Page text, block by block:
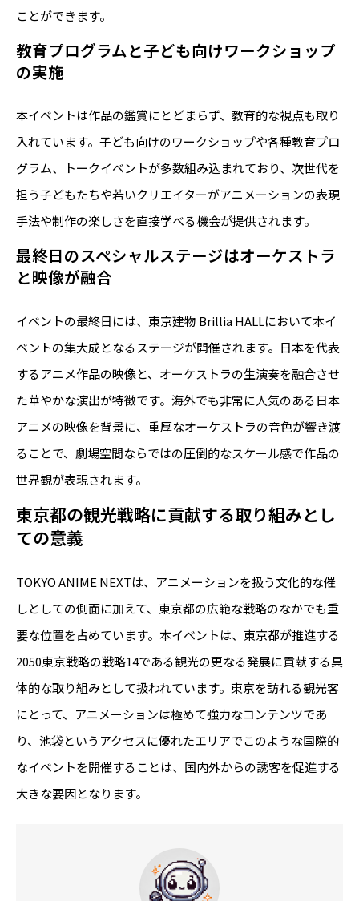
ことができます。
教育プログラムと子ども向けワークショップ
の実施
本イベントは作品の鑑賞にとどまらず、教育的な視点も取り
入れています。子ども向けのワークショップや各種教育プロ
グラム、トークイベントが多数組み込まれており、次世代を
担う子どもたちや若いクリエイターがアニメーションの表現
手法や制作の楽しさを直接学べる機会が提供されます。
最終日のスペシャルステージはオーケストラ
と映像が融合
イベントの最終日には、東京建物 Brillia HALLにおいて本イ
ベントの集大成となるステージが開催されます。日本を代表
するアニメ作品の映像と、オーケストラの生演奏を融合させ
た華やかな演出が特徴です。海外でも非常に人気のある日本
アニメの映像を背景に、重厚なオーケストラの音色が響き渡
ることで、劇場空間ならではの圧倒的なスケール感で作品の
世界観が表現されます。
東京都の観光戦略に貢献する取り組みとし
ての意義
TOKYO ANIME NEXTは、アニメーションを扱う文化的な催
しとしての側面に加えて、東京都の広範な戦略のなかでも重
要な位置を占めています。本イベントは、東京都が推進する
2050東京戦略の戦略14である観光の更なる発展に貢献する具
体的な取り組みとして扱われています。東京を訪れる観光客
にとって、アニメーションは極めて強力なコンテンツであ
り、池袋というアクセスに優れたエリアでこのような国際的
なイベントを開催することは、国内外からの誘客を促進する
大きな要因となります。